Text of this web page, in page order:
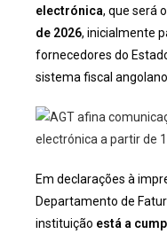
electrónica, que será
de 2026, inicialmente
fornecedores do
sistema fiscal angolano.
Em declarações à
Departamento de
instituição está a